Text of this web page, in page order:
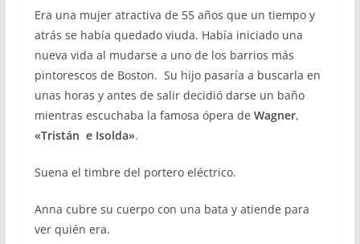
Era una mujer atractiva de 55 años que un tiempo y
atrás se había quedado viuda. Había iniciado una
nueva vida al mudarse a uno de los barrios más
pintorescos de Boston. Su hijo pasaría a buscarla en
unas horas y antes de salir decidió darse un baño
mientras escuchaba la famosa ópera de Wagner,
«Tristán e Isolda».
Suena el timbre del portero eléctrico.
Anna cubre su cuerpo con una bata y atiende para
ver quién era.